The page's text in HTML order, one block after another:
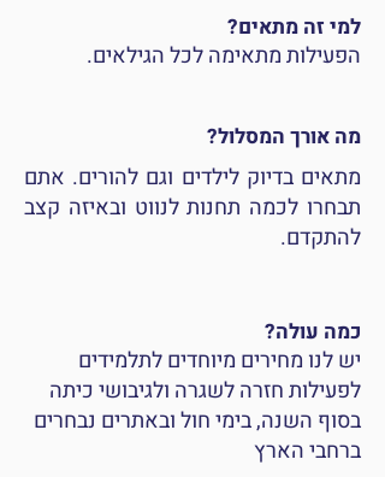
למי זה מתאים?
הפעילות מתאימה לכל הגילאים.
מה אורך המסלול?
מתאים בדיוק לילדים וגם להורים. אתם
תבחרו לכמה תחנות לנווט ובאיזה קצב
להתקדם.
כמה עולה?
יש לנו מחירים מיוחדים לתלמידים
לפעילות חזרה לשגרה ולגיבושי כיתה
בסוף השנה, בימי חול ובאתרים נבחרים
ברחבי הארץ